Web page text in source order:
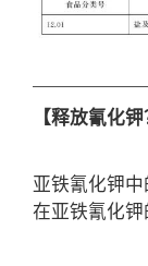
【释放氰化钾
亚铁氰化钾
在亚铁氰化钾